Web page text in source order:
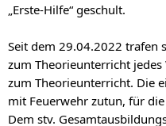
„Erste-Hilfe“ geschult.
Seit dem 29.04.2022 trafen
zum Theorieunterricht
zum Theorieunterricht. Die
mit Feuerwehr zutun, für
Dem stv.